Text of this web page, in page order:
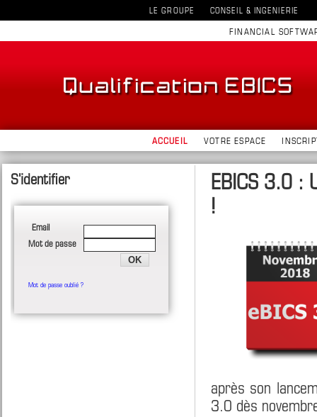
LE GROUPE CONSEIL & INGENIERIE
FINANCIAL
ACCUEIL VOTRE ESPACE
EBICS 3.0 :
!
après son
3.0 dès